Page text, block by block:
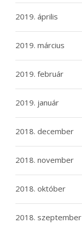
2019. április
2019. március
2019. február
2019. január
2018. december
2018. november
2018. október
2018. szeptember